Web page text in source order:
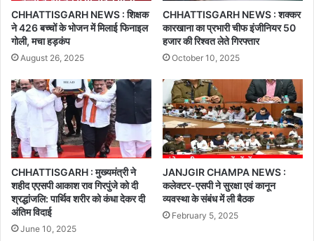
CHHATTISGARH NEWS : शिक्षक
ने 426 बच्चों के भोजन में मिलाई फिनाइल
गोली, मचा हड़कंप
August 26, 2025
CHHATTISGARH NEWS : शक्कर
कारखाना का प्रभारी चीफ इंजीनियर 50
हजार की रिश्वत लेते गिरफ्तार
October 10, 2025
CHHATTISGARH : मुख्यमंत्री ने
शहीद एएसपी आकाश राव गिरपुंजे को दी
श्रद्धांजलि: पार्थिव शरीर को कंधा देकर दी
अंतिम विदाई
June 10, 2025
JANJGIR CHAMPA NEWS :
कलेक्टर-एसपी ने सुरक्षा एवं कानून
व्यवस्था के संबंध में ली बैठक
February 5, 2025